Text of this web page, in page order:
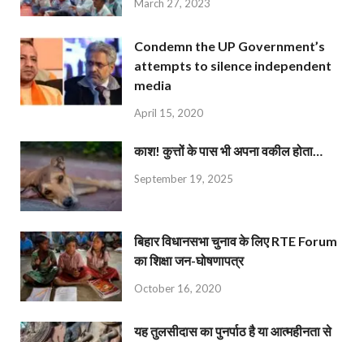
March 27, 2023
Condemn the UP Government’s
attempts to silence independent
media
April 15, 2020
काश! कुत्तों के पास भी अपना वकील होता…
September 19, 2025
बिहार विधानसभा चुनाव के लिए RTE Forum
का शिक्षा जन-घोषणापत्र
October 16, 2020
यह तुलसीदास का पुनर्पाठ है या आत्महीनता से